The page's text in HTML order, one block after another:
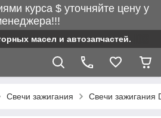
курса $ уточняйте цену у
масел и автозапчастей.
Свечи зажигания Свечи зажигания